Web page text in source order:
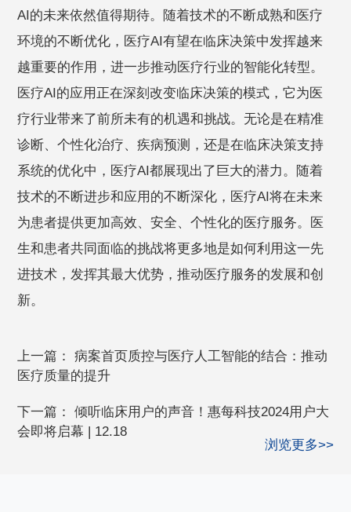
AI的未来依然值得期待。随着技术的不断成熟和医疗
环境的不断优化，医疗AI有望在临床决策中发挥越来
越重要的作用，进一步推动医疗行业的智能化转型。
医疗AI的应用正在深刻改变临床决策的模式，它为医
疗行业带来了前所未有的机遇和挑战。无论是在精准
诊断、个性化治疗、疾病预测，还是在临床决策支持
系统的优化中，医疗AI都展现出了巨大的潜力。随着
技术的不断进步和应用的不断深化，医疗AI将在未来
为患者提供更加高效、安全、个性化的医疗服务。医
生和患者共同面临的挑战将更多地是如何利用这一先
进技术，发挥其最大优势，推动医疗服务的发展和创
新。
上一篇：病案首页质控与医疗人工智能的结合：推动
医疗质量的提升
下一篇：倾听临床用户的声音！惠每科技2024用户大
会即将启幕 | 12.18
浏览更多>>